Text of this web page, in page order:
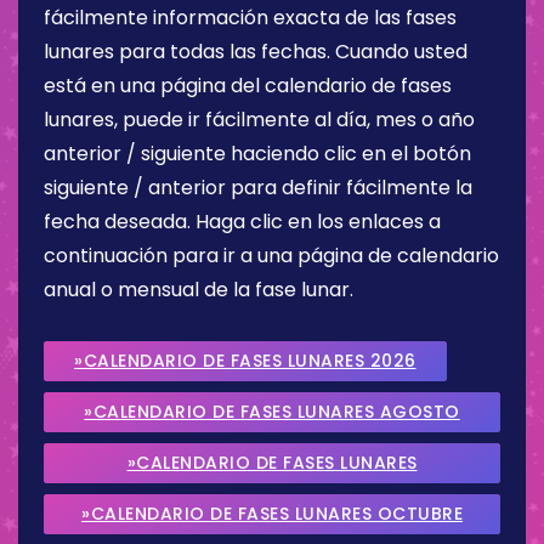
fácilmente información exacta de las fases
lunares para todas las fechas. Cuando usted
está en una página del calendario de fases
lunares, puede ir fácilmente al día, mes o año
anterior / siguiente haciendo clic en el botón
siguiente / anterior para definir fácilmente la
fecha deseada. Haga clic en los enlaces a
continuación para ir a una página de calendario
anual o mensual de la fase lunar.
»CALENDARIO DE FASES LUNARES 2026
»CALENDARIO DE FASES LUNARES AGOSTO
2026
»CALENDARIO DE FASES LUNARES
SEPTIEMBRE 2026
»CALENDARIO DE FASES LUNARES OCTUBRE